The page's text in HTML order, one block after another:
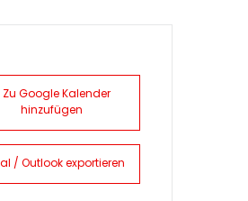
Zu Google Kalender
hinzufügen
/ Outlook exportieren